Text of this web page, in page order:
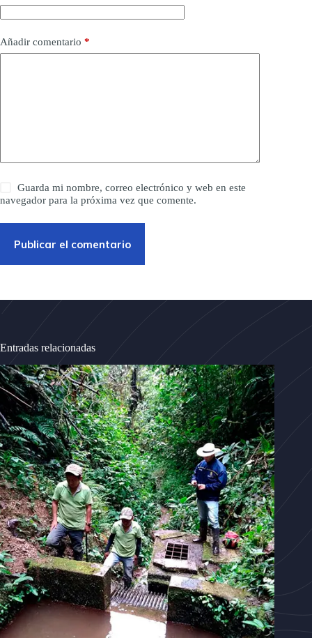
Añadir comentario *
Guarda mi nombre, correo electrónico y web en este
navegador para la próxima vez que comente.
Publicar el comentario
Entradas relacionadas